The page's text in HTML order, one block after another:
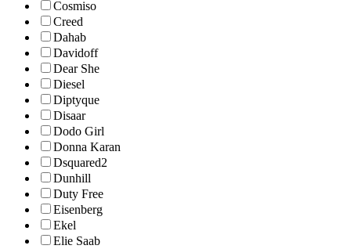
Cosmiso
Creed
Dahab
Davidoff
Dear She
Diesel
Diptyque
Disaar
Dodo Girl
Donna Karan
Dsquared2
Dunhill
Duty Free
Eisenberg
Ekel
Elie Saab